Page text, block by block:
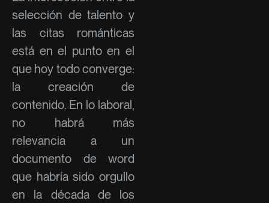
selección de talento y
las citas románticas
está en el punto en el
que hoy todo converge:
la creación de
contenido. En lo laboral,
no habrá más
relevancia a un
documento de word
que habría sido orgullo
en la década de los